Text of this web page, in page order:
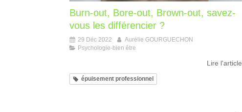
Burn-out, Bore-out, Brown-out, savez-
vous les différencier ?
29 Déc 2022
Aurélie GOURGUECHON
Psychologie-bien être
Lire l'article
épuisement professionnel